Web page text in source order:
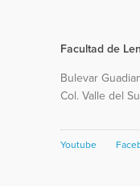
Facultad de
Bulevar
Col. Valle del
Youtube